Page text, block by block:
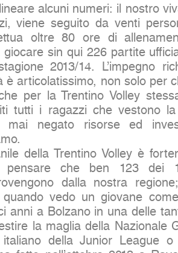
alcuni numeri: il nostro
viene seguito da venti
oltre 80 ore di
sin qui 226 partite
2013/14. L’impegno
è articolatissimo, non solo per
per la Trentino Volley
tutti i ragazzi che vestono
negato risorse ed
della Trentino Volley è
pensare che ben 123 dei
dalla nostra
vedo un giovane
anni a Bolzano in una delle
la maglia della Nazionale
della Junior League